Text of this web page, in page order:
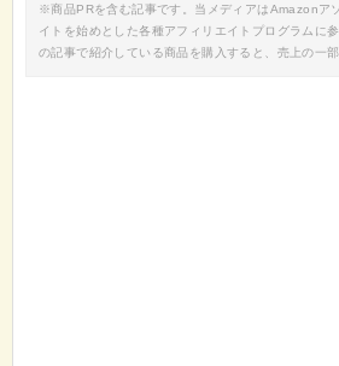
※商品PRを含む記事です。当メディアはAmazonア
イトを始めとした各種アフィリエイトプログラムに
の記事で紹介している商品を購入すると、売上の一